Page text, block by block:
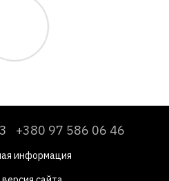
+380 97 586 06 46
информация